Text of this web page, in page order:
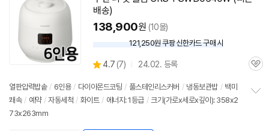
배송)
138,900원 (10몰)
할
가
121,250원 쿠팡 신한카드 구매 시
별
점
4.7 (상
리
뷰
7) 24.02. 등록
관
열판압력밥솥 / 6인용 / 다이아몬드코팅 / 풀스테인리스커버 / 냉동보관밥 / 백미
쾌속 / 예약 / 자동세척 / 화이트 / 에너지: 1등급 / 크기(가로x세로x깊이): 358x2
73x263mm